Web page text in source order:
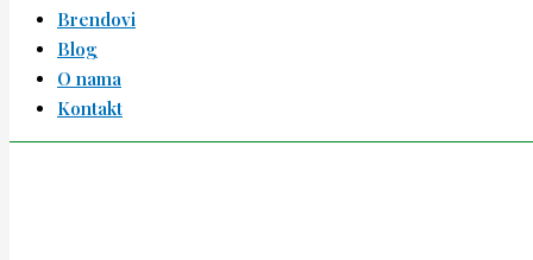
Brendovi
Blog
O nama
Kontakt